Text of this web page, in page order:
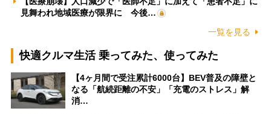
見舞われ地域医療が限界に 今後…
一覧を見る
快適クルマ生活 乗ってみた、使ってみた
【4ヶ月間で受注累計6000台】BEV普及の障壁と
なる「航続距離の不安」「充電のストレス」解
消…